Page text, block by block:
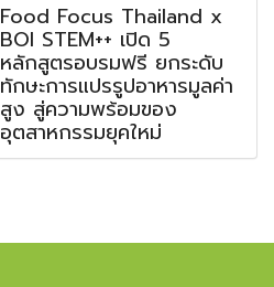
Food Focus Thailand x
BOI STEM++ เปิด 5
หลักสูตรอบรมฟรี ยกระดับ
ทักษะการแปรรูปอาหารมูลค่า
สูง สู่ความพร้อมของ
อุตสาหกรรมยุคใหม่